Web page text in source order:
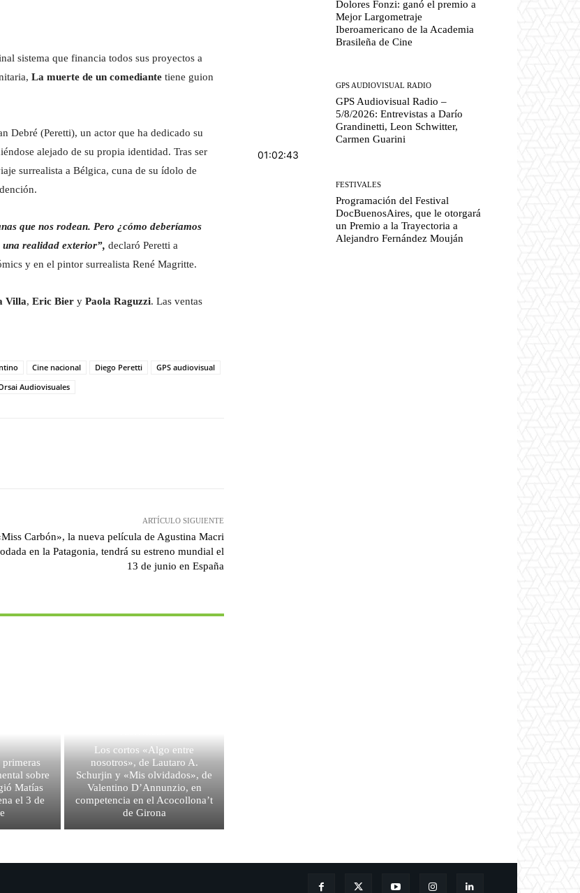
sistema que financia todos sus proyectos a
La muerte de un comediante tiene guion
Debré (Peretti), un actor que ha dedicado su
alejado de su propia identidad. Tras ser
surrealista a Bélgica, cuna de su ídolo de
que nos rodean. Pero ¿cómo deberíamos
una realidad exterior”, declaró Peretti a
y en el pintor surrealista René Magritte.
Villa, Eric Bier y Paola Raguzzi. Las ventas
Cine nacional Diego Peretti
GPS audiovisual
Audiovisuales
ARTÍCULO SIGUIENTE
Carbón», la nueva película de Agustina Macri
en la Patagonia, tendrá su estreno mundial el
13 de junio en España
sobre
Matías
el 3 de
Los cortos «Algo entre
nosotros», de Lautaro A.
Schurjin y «Mis olvidados», de
Valentino D’Annunzio, en
competencia en el Acocollona’t
de Girona
Dolores Fonzi: ganó el premio a
Mejor Largometraje
Iberoamericano de la Academia
Brasileña de Cine
01:02:43
GPS AUDIOVISUAL RADIO
GPS Audiovisual Radio –
5/8/2026: Entrevistas a Darío
Grandinetti, Leon Schwitter,
Carmen Guarini
FESTIVALES
Programación del Festival
DocBuenosAires, que le otorgará
un Premio a la Trayectoria a
Alejandro Fernández Mouján